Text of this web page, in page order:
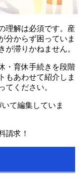
理解は必須です。産
分からず困っていま
が滞りかねません。
・育休手続きを段階
もあわせて紹介しま
てください。
て編集していま
請求！